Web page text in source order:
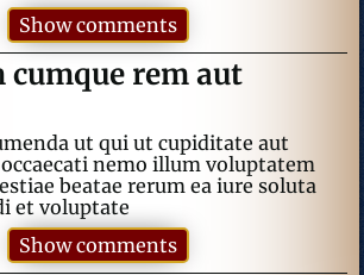
Show comments
cumque rem aut
ut qui ut cupiditate aut
nemo illum voluptatem
beatae rerum ea iure soluta
et voluptate
Show comments